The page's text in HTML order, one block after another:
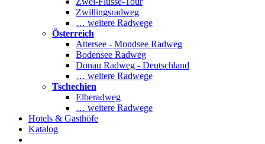
Zwillingsradweg
… weitere Radwege
Österreich
Attersee - Mondsee Radweg
Bodensee Radweg
Donau Radweg - Deutschland
… weitere Radwege
Tschechien
Elberadweg
… weitere Radwege
Hotels & Gasthöfe
Katalog